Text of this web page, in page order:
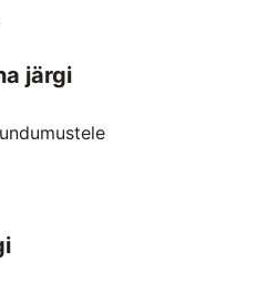
järgi